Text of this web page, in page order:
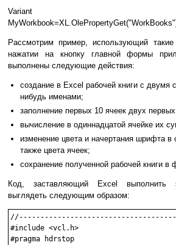
Variant
Рассмотрим пример, использующий
нажатии на кнопку главной формы
выполнены следующие действия:
создание в Excel рабочей книги с двумя
нибудь именами;
заполнение первых 10 ячеек двух
вычисление в одиннадцатой ячейке их
изменение цвета и начертания шрифта в
также цвета ячеек;
сохранение полученной рабочей книги в
Код, заставляющий Excel выполнить
выглядеть следующим образом:
#include <vcl.h>
#pragma hdrstop